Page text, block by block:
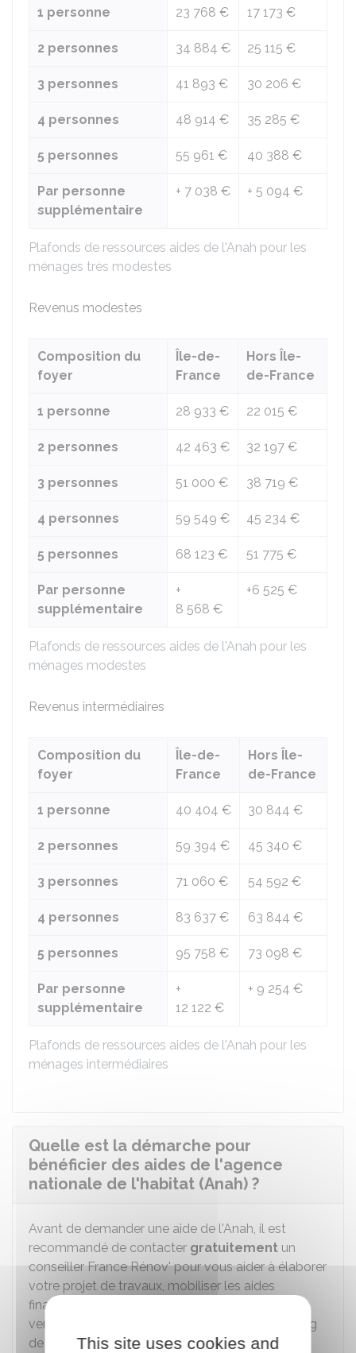
Plafonds de ressources aides de l'Anah pour les
ménages très modestes
1 personne 23 768 € 17 173 €
2 personnes 34 884 € 25 115 €
3 personnes 41 893 € 30 206 €
4 personnes 48 914 € 35 285 €
5 personnes 55 961 € 40 388 €
Par personne
supplémentaire
+ 7 038 € + 5 094 €
Revenus modestes
Plafonds de ressources aides de l'Anah pour les
ménages modestes
Composition du
foyer
Île-de-
France
Hors Île-
de-France
1 personne 28 933 € 22 015 €
2 personnes 42 463 € 32 197 €
3 personnes 51 000 € 38 719 €
4 personnes 59 549 € 45 234 €
5 personnes 68 123 € 51 775 €
Par personne
supplémentaire
+
8 568 €
+6 525 €
Revenus intermédiaires
Plafonds de ressources aides de l'Anah pour les
ménages intermédiaires
Composition du
foyer
Île-de-
France
Hors Île-
de-France
1 personne 40 404 € 30 844 €
2 personnes 59 394 € 45 340 €
3 personnes 71 060 € 54 592 €
4 personnes 83 637 € 63 844 €
5 personnes 95 758 € 73 098 €
Par personne
supplémentaire
+
12 122 €
+ 9 254 €
Quelle est la démarche pour
bénéficier des aides de l'agence
nationale de l'habitat (Anah) ?
Avant de demander une aide de l'Anah, il est
recommandé de contacter gratuitement un
conseiller France Rénov' pour vous aider à élaborer
votre projet de travaux, mobiliser les aides
financières publiques ou privées et vous orienter
vers des professionnels compétents tout au long
de votre projet :This site uses cookies and